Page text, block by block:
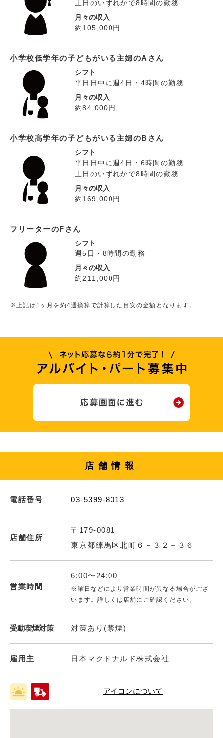
土日のいずれかで8時間の勤務
月々の収入
約105,000円
小学校低学年の子どもがいる主婦のAさん
シフト
平日日中に週4日・4時間の勤務
月々の収入
約84,000円
小学校高学年の子どもがいる主婦のBさん
シフト
平日日中に週4日・6時間の勤務
土日のいずれかで8時間の勤務
月々の収入
約169,000円
フリーターのFさん
シフト
週5日・8時間の勤務
月々の収入
約211,000円
※上記は1ヶ月を約4週換算で計算した目安の金額となります。
店舗情報
電話番号 03-5399-8013
店舗住所
〒179-0081
東京都練馬区北町６－３２－３６
営業時間
6:00〜24:00
※曜日などにより営業時間が異なる場合がござ
います。詳しくは店舗にご確認ください。
受動喫煙対策 対策あり(禁煙)
雇用主 日本マクドナルド株式会社
アイコンについて